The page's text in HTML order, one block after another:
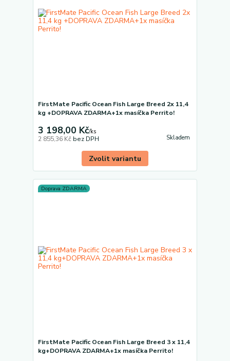
FirstMate Pacific Ocean Fish Large Breed 2x 11,4
kg +DOPRAVA ZDARMA+1x masíčka Perrito!
3 198,00 Kč/ks
2 855,36 Kč bez DPH Skladem
Zvolit variantu
Doprava ZDARMA
FirstMate Pacific Ocean Fish Large Breed 3 x 11,4
kg+DOPRAVA ZDARMA+1x masíčka Perrito!